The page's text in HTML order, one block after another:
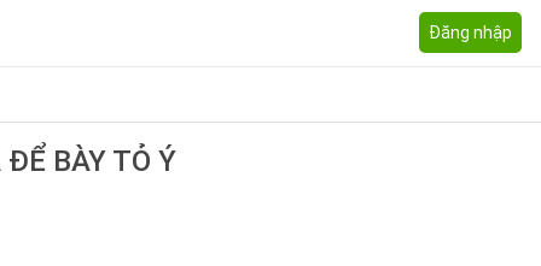
Đăng nhập
BÀY TỎ Ý